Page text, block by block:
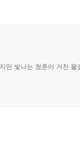
빛나는 청춘이 거친